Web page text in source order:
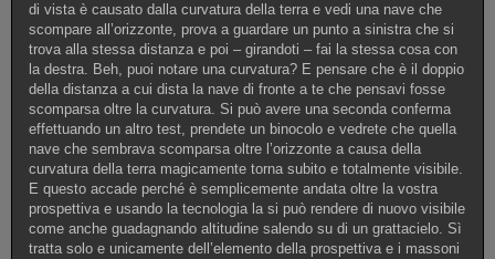
di vista è causato dalla curvatura della terra e vedi una nave che
scompare all’orizzonte, prova a guardare un punto a sinistra che si
trova alla stessa distanza e poi – girandoti – fai la stessa cosa con
la destra. Beh, puoi notare una curvatura? E pensare che è il doppio
della distanza a cui dista la nave di fronte a te che pensavi fosse
scomparsa oltre la curvatura. Si può avere una seconda conferma
effettuando un altro test, prendete un binocolo e vedrete che quella
nave che sembrava scomparsa oltre l’orizzonte a causa della
curvatura della terra magicamente torna subito e totalmente visibile.
E questo accade perché è semplicemente andata oltre la vostra
prospettiva e usando la tecnologia la si può rendere di nuovo visibile
come anche guadagnando altitudine salendo su di un grattacielo. Sì
tratta solo e unicamente dell’elemento della prospettiva e i massoni